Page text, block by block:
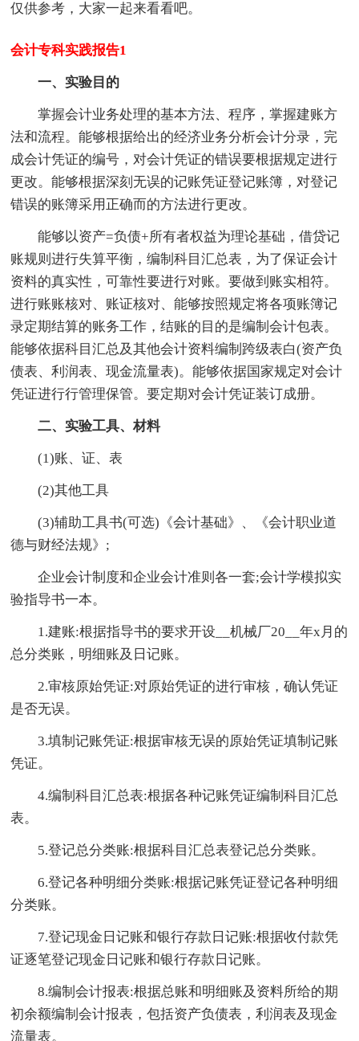
仅供参考，大家一起来看看吧。
会计专科实践报告1
一、实验目的
掌握会计业务处理的基本方法、程序，掌握建账方
法和流程。能够根据给出的经济业务分析会计分录，完
成会计凭证的编号，对会计凭证的错误要根据规定进行
更改。能够根据深刻无误的记账凭证登记账簿，对登记
错误的账簿采用正确而的方法进行更改。
能够以资产=负债+所有者权益为理论基础，借贷记
账规则进行失算平衡，编制科目汇总表，为了保证会计
资料的真实性，可靠性要进行对账。要做到账实相符。
进行账账核对、账证核对、能够按照规定将各项账簿记
录定期结算的账务工作，结账的目的是编制会计包表。
能够依据科目汇总及其他会计资料编制跨级表白(资产负
债表、利润表、现金流量表)。能够依据国家规定对会计
凭证进行行管理保管。要定期对会计凭证装订成册。
二、实验工具、材料
(1)账、证、表
(2)其他工具
(3)辅助工具书(可选)《会计基础》、《会计职业道
德与财经法规》;
企业会计制度和企业会计准则各一套;会计学模拟实
验指导书一本。
1.建账:根据指导书的要求开设__机械厂20__年x月的
总分类账，明细账及日记账。
2.审核原始凭证:对原始凭证的进行审核，确认凭证
是否无误。
3.填制记账凭证:根据审核无误的原始凭证填制记账
凭证。
4.编制科目汇总表:根据各种记账凭证编制科目汇总
表。
5.登记总分类账:根据科目汇总表登记总分类账。
6.登记各种明细分类账:根据记账凭证登记各种明细
分类账。
7.登记现金日记账和银行存款日记账:根据收付款凭
证逐笔登记现金日记账和银行存款日记账。
8.编制会计报表:根据总账和明细账及资料所给的期
初余额编制会计报表，包括资产负债表，利润表及现金
流量表。